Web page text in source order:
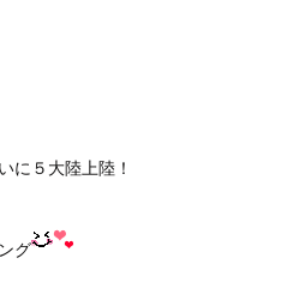
に５大陸上陸！
グ